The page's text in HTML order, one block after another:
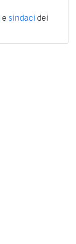
e sindaci dei